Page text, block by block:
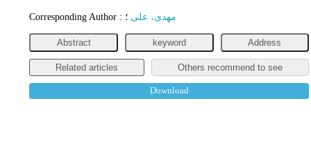
Corresponding Author : مهدی، علی ؛
Abstract keyword Address
Related articles Others recommend to see
Download